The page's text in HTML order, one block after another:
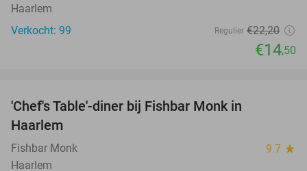
Haarlem
Verkocht: 99
Regulier €22,20
€14,50
'Chef's Table'-diner bij Fishbar Monk in
Haarlem
Fishbar Monk 9.7 star
Haarlem